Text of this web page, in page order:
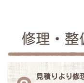
修理・整
見積りより修